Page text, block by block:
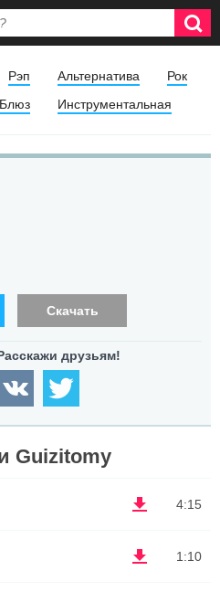
Рэп Альтернатива
Рок
Блюз Инструментальная
Скачать
Guizitomy
4:15
1:10